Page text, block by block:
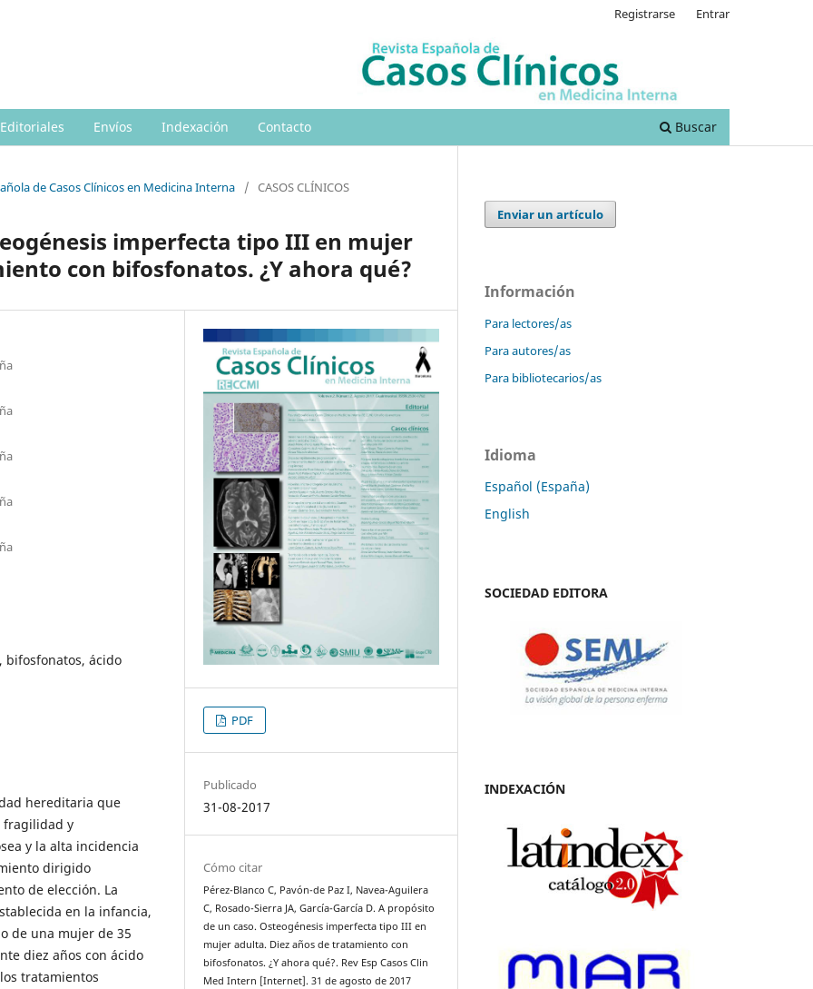
Envíos Indexación Contacto Buscar
Registrarse Entrar
de Casos Clínicos en Medicina Interna / CASOS CLÍNICOS
imperfecta tipo III en mujer
con bifosfonatos. ¿Y ahora qué?
bifosfonatos, ácido
hereditaria que
fragilidad y
y la alta incidencia
dirigido
de elección. La
en la infancia,
de una mujer de 35
diez años con ácido
tratamientos
PDF
Publicado
31-08-2017
Cómo citar
Pérez-Blanco C, Pavón-de Paz I, Navea-Aguilera
C, Rosado-Sierra JA, García-García D. A propósito
de un caso. Osteogénesis imperfecta tipo III en
mujer adulta. Diez años de tratamiento con
bifosfonatos. ¿Y ahora qué?. Rev Esp Casos Clin
Med Intern [Internet]. 31 de agosto de 2017
Enviar un artículo
Información
Para lectores/as
Para autores/as
Para bibliotecarios/as
Idioma
Español (España)
English
SOCIEDAD EDITORA
INDEXACIÓN